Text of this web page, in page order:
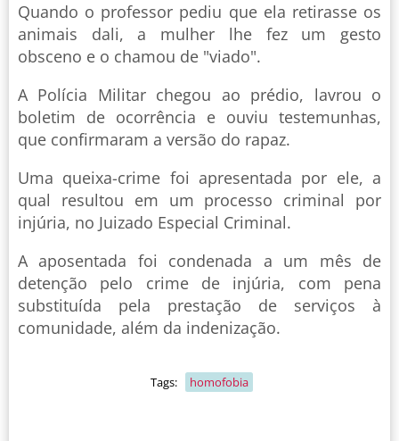
Quando o professor pediu que ela retirasse os
animais dali, a mulher lhe fez um gesto
obsceno e o chamou de "viado".
A Polícia Militar chegou ao prédio, lavrou o
boletim de ocorrência e ouviu testemunhas,
que confirmaram a versão do rapaz.
Uma queixa-crime foi apresentada por ele, a
qual resultou em um processo criminal por
injúria, no Juizado Especial Criminal.
A aposentada foi condenada a um mês de
detenção pelo crime de injúria, com pena
substituída pela prestação de serviços à
comunidade, além da indenização.
Tags: homofobia